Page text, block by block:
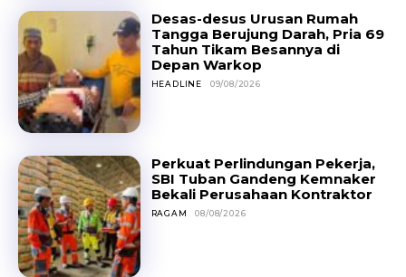
Desas-desus Urusan Rumah
Tangga Berujung Darah, Pria 69
Tahun Tikam Besannya di
Depan Warkop
HEADLINE 09/08/2026
Perkuat Perlindungan Pekerja,
SBI Tuban Gandeng Kemnaker
Bekali Perusahaan Kontraktor
RAGAM 08/08/2026